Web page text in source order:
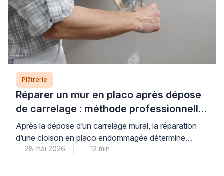
Plâtrerie
Réparer un mur en placo après dépose
de carrelage : méthode professionnelle
étape par étape
Après la dépose d’un carrelage mural, la réparation
d’une cloison en placo endommagée détermine
directement la qualité et la durabilité de votre nouvelle
28 mai 2026 12 min